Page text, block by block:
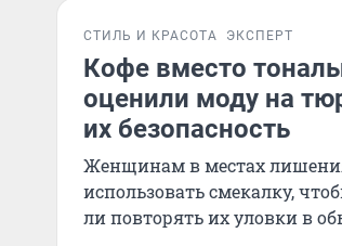
СТИЛЬ И КРАСОТА ЭКСПЕРТ
Кофе вместо
оценили моду на
их безопасность
Женщинам в местах
использовать смекалку,
ли повторять их уловки в